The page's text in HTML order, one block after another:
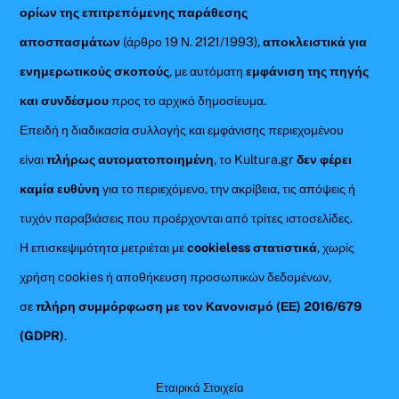
ορίων της επιτρεπόμενης παράθεσης
αποσπασμάτων (άρθρο 19 Ν. 2121/1993),αποκλειστικά για
ενημερωτικούς σκοπούς, με αυτόματηεμφάνιση της πηγής
και συνδέσμουπρος το αρχικό δημοσίευμα.
Επειδή η διαδικασία συλλογής και εμφάνισης περιεχομένου
είναιπλήρως αυτοματοποιημένη, το Kultura.grδεν φέρει
καμία ευθύνη για το περιεχόμενο, την ακρίβεια, τις απόψεις ή
τυχόν παραβιάσεις που προέρχονται από τρίτες ιστοσελίδες.
Η επισκεψιμότητα μετριέται μεcookieless στατιστικά, χωρίς
χρήση cookies ή αποθήκευση προσωπικών δεδομένων,
σεπλήρη συμμόρφωση με τον Κανονισμό (ΕΕ) 2016/679
(GDPR).
Εταιρικά Στοιχεία